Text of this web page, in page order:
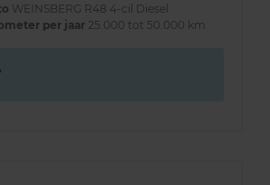
WEINSBERG R48 4-cil Diesel
per jaar 25.000 tot 50.000 km